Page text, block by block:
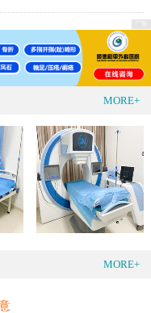
推崇的包茎医院之
MORE+
MORE+